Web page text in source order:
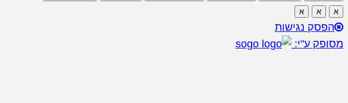
א
א א
הפסק נגישות
מסופק ע"י: